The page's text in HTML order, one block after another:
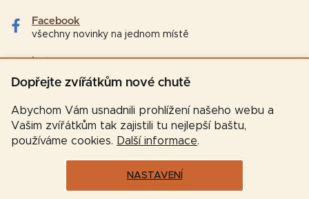
Dopřejte zvířátkům nové chutě
Abychom Vám usnadnili prohlížení našeho webu a
Vašim zvířátkům tak zajistili tu nejlepší baštu,
používáme cookies. Další informace.
NASTAVENÍ
Facebook
všechny novinky na jednom místě
Instagram
tipy a zajímavosti pro chovatele